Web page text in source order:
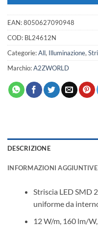
EAN:8050627090948
COD: BL24612N
Categorie:All, Illuminazione,
Marchio:A2ZWORLD
DESCRIZIONE
INFORMAZIONI AGGIUNTIVE
Striscia LED SMD
uniforme da
12 W/m, 160 lm/